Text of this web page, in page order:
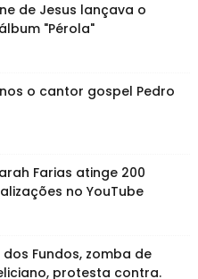
de Jesus lançava o
"Pérola"
o cantor gospel Pedro
Farias atinge 200
no YouTube
Fundos, zomba de
protesta contra.